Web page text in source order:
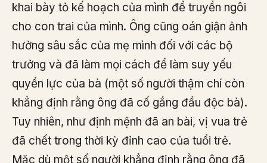
khai bày tỏ kế hoạch của mình để truyền ngôi
cho con trai của mình. Ông cũng oán giận ảnh
hưởng sâu sắc của mẹ mình đối với các bộ
trưởng và đã làm mọi cách để làm suy yếu
quyền lực của bà (một số người thậm chí còn
khẳng định rằng ông đã cố gắng đầu độc bà).
Tuy nhiên, như định mệnh đã an bài, vị vua trẻ
đã chết trong thời kỳ đỉnh cao của tuổi trẻ.
Mặc dù một số người khẳng định rằng ông đã